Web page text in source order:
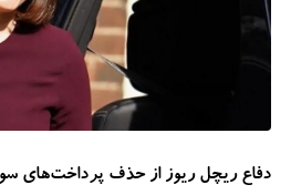
دفاع ریچل ریوز از حذف پرداخت‌های